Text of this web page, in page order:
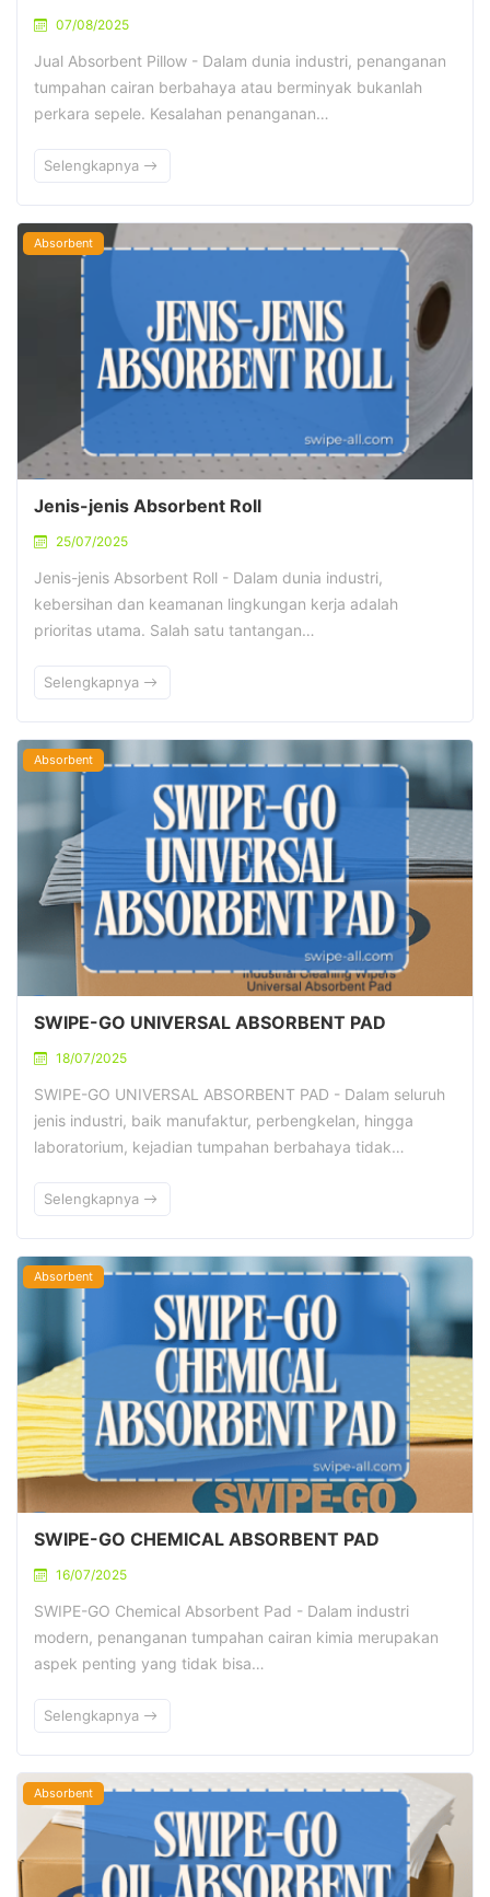
07/08/2025
Jual Absorbent Pillow - Dalam dunia industri, penanganan
tumpahan cairan berbahaya atau berminyak bukanlah
perkara sepele. Kesalahan penanganan…
Selengkapnya
Absorbent
Jenis-jenis Absorbent Roll
25/07/2025
Jenis-jenis Absorbent Roll - Dalam dunia industri,
kebersihan dan keamanan lingkungan kerja adalah
prioritas utama. Salah satu tantangan…
Selengkapnya
Absorbent
SWIPE-GO UNIVERSAL ABSORBENT PAD
18/07/2025
SWIPE-GO UNIVERSAL ABSORBENT PAD - Dalam seluruh
jenis industri, baik manufaktur, perbengkelan, hingga
laboratorium, kejadian tumpahan berbahaya tidak…
Selengkapnya
Absorbent
SWIPE-GO CHEMICAL ABSORBENT PAD
16/07/2025
SWIPE-GO Chemical Absorbent Pad - Dalam industri
modern, penanganan tumpahan cairan kimia merupakan
aspek penting yang tidak bisa…
Selengkapnya
Absorbent